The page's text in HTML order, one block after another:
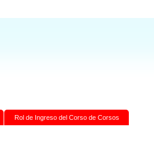
Rol de Ingreso del Corso de Corsos